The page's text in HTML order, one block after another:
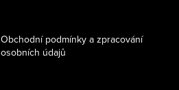
Obchodní podmínky a zpracování
osobních údajů